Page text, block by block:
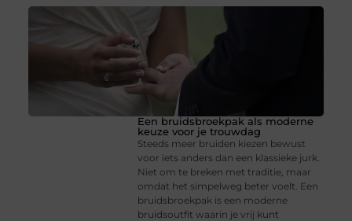
Een bruidsbroekpak als moderne
keuze voor je trouwdag
Steeds meer bruiden kiezen bewust
voor iets anders dan een klassieke jurk.
Niet om te breken met traditie, maar
omdat het simpelweg beter voelt. Een
bruidsbroekpak is een moderne
bruidsoutfit waarin je vrij kunt